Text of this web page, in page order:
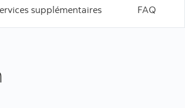
supplémentaires FAQ